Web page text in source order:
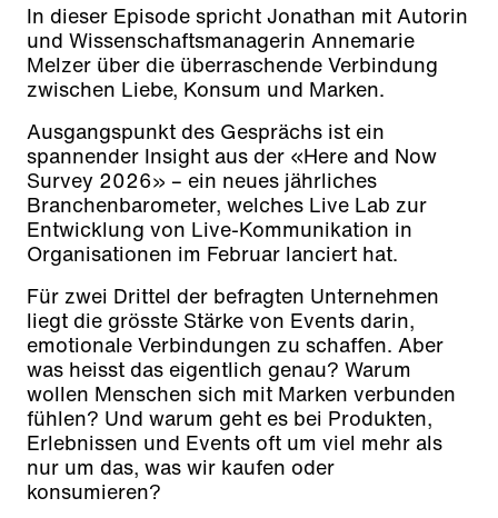
In dieser Episode spricht Jonathan mit Autorin
und Wissenschaftsmanagerin Annemarie
Melzer über die überraschende Verbindung
zwischen Liebe, Konsum und Marken.
Ausgangspunkt des Gesprächs ist ein
spannender Insight aus der «Here and Now
Survey 2026» – ein neues jährliches
Branchenbarometer, welches Live Lab zur
Entwicklung von Live-Kommunikation in
Organisationen im Februar lanciert hat.
Für zwei Drittel der befragten Unternehmen
liegt die grösste Stärke von Events darin,
emotionale Verbindungen zu schaffen. Aber
was heisst das eigentlich genau? Warum
wollen Menschen sich mit Marken verbunden
fühlen? Und warum geht es bei Produkten,
Erlebnissen und Events oft um viel mehr als
nur um das, was wir kaufen oder
konsumieren?